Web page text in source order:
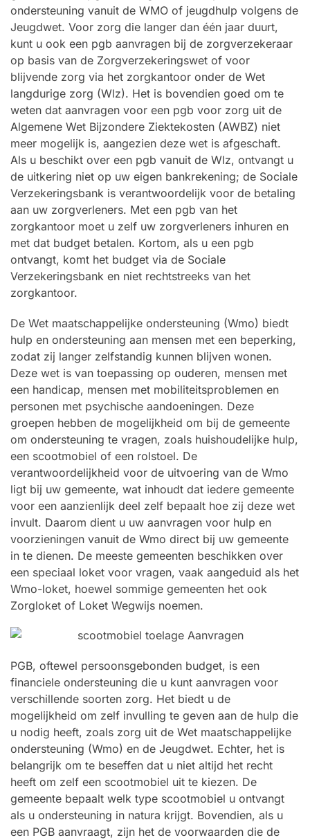
ondersteuning vanuit de WMO of jeugdhulp volgens de
Jeugdwet. Voor zorg die langer dan één jaar duurt,
kunt u ook een pgb aanvragen bij de zorgverzekeraar
op basis van de Zorgverzekeringswet of voor
blijvende zorg via het zorgkantoor onder de Wet
langdurige zorg (Wlz). Het is bovendien goed om te
weten dat aanvragen voor een pgb voor zorg uit de
Algemene Wet Bijzondere Ziektekosten (AWBZ) niet
meer mogelijk is, aangezien deze wet is afgeschaft.
Als u beschikt over een pgb vanuit de Wlz, ontvangt u
de uitkering niet op uw eigen bankrekening; de Sociale
Verzekeringsbank is verantwoordelijk voor de betaling
aan uw zorgverleners. Met een pgb van het
zorgkantoor moet u zelf uw zorgverleners inhuren en
met dat budget betalen. Kortom, als u een pgb
ontvangt, komt het budget via de Sociale
Verzekeringsbank en niet rechtstreeks van het
zorgkantoor.
De Wet maatschappelijke ondersteuning (Wmo) biedt
hulp en ondersteuning aan mensen met een beperking,
zodat zij langer zelfstandig kunnen blijven wonen.
Deze wet is van toepassing op ouderen, mensen met
een handicap, mensen met mobiliteitsproblemen en
personen met psychische aandoeningen. Deze
groepen hebben de mogelijkheid om bij de gemeente
om ondersteuning te vragen, zoals huishoudelijke hulp,
een scootmobiel of een rolstoel. De
verantwoordelijkheid voor de uitvoering van de Wmo
ligt bij uw gemeente, wat inhoudt dat iedere gemeente
voor een aanzienlijk deel zelf bepaalt hoe zij deze wet
invult. Daarom dient u uw aanvragen voor hulp en
voorzieningen vanuit de Wmo direct bij uw gemeente
in te dienen. De meeste gemeenten beschikken over
een speciaal loket voor vragen, vaak aangeduid als het
Wmo-loket, hoewel sommige gemeenten het ook
Zorgloket of Loket Wegwijs noemen.
PGB, oftewel persoonsgebonden budget, is een
financiele ondersteuning die u kunt aanvragen voor
verschillende soorten zorg. Het biedt u de
mogelijkheid om zelf invulling te geven aan de hulp die
u nodig heeft, zoals zorg uit de Wet maatschappelijke
ondersteuning (Wmo) en de Jeugdwet. Echter, het is
belangrijk om te beseffen dat u niet altijd het recht
heeft om zelf een scootmobiel uit te kiezen. De
gemeente bepaalt welk type scootmobiel u ontvangt
als u ondersteuning in natura krijgt. Bovendien, als u
een PGB aanvraagt, zijn het de voorwaarden die de